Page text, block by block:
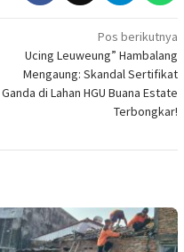
Pos berikutnya
Ucing Leuweung” Hambalang
Mengaung: Skandal Sertifikat
Ganda di Lahan HGU Buana Estate
Terbongkar!